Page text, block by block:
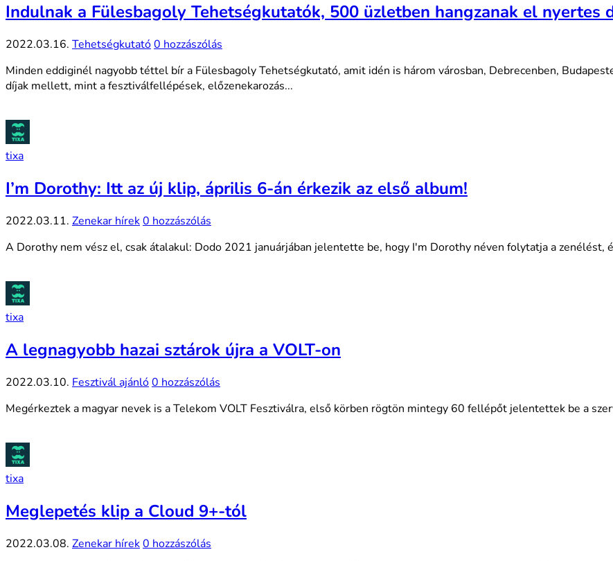
Indulnak a Fülesbagoly Tehetségkutatók, 500 üzletben hangzanak el nyertes
2022.03.16. Tehetségkutató0 hozzászólás
Minden eddiginél nagyobb téttel bír a Fülesbagoly Tehetségkutató, amit idén is három városban, Debrecenben,
díjak mellett, mint a fesztiválfellépések, előzenekarozás...
tixa
I’m Dorothy: Itt az új klip, április 6-án érkezik az első album!
2022.03.11. Zenekar hírek0 hozzászólás
A Dorothy nem vész el, csak átalakul: Dodo 2021 januárjában jelentette be, hogy I'm Dorothy néven folytatja a zenélést,
tixa
A legnagyobb hazai sztárok újra a VOLT-on
2022.03.10. Fesztivál ajánló0 hozzászólás
Megérkeztek a magyar nevek is a Telekom VOLT Fesztiválra, első körben rögtön mintegy 60 fellépőt jelentettek be a
tixa
Meglepetés klip a Cloud 9+-tól
2022.03.08. Zenekar hírek0 hozzászólás